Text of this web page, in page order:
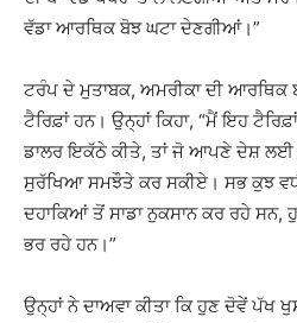
ਵੱਡਾ ਆਰਥਿਕ ਬੋਝ ਘਟਾ ਦੇਣਗੀਆਂ।”
ਟਰੰਪ ਦੇ ਮੁਤਾਬਕ, ਅਮਰੀਕਾ ਦੀ ਆਰਥਿਕ
ਟੈਰਿਫ਼ਾਂ ਹਨ। ਉਨ੍ਹਾਂ ਕਿਹਾ, “ਮੈਂ ਇਹ
ਡਾਲਰ ਇਕੱਠੇ ਕੀਤੇ, ਤਾਂ ਜੋ ਆਪਣੇ ਦੇਸ਼
ਸੁਰੱਖਿਆ ਸਮਝੌਤੇ ਕਰ ਸਕੀਏ। ਸਭ ਕੁਝ
ਦਹਾਕਿਆਂ ਤੋਂ ਸਾਡਾ ਨੁਕਸਾਨ ਕਰ ਰਹੇ
ਭਰ ਰਹੇ ਹਨ।”
ਉਨ੍ਹਾਂ ਨੇ ਦਾਅਵਾ ਕੀਤਾ ਕਿ ਹੁਣ ਦੋਵੇਂ